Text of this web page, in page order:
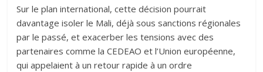
Sur le plan international, cette décision pourrait
davantage isoler le Mali, déjà sous sanctions régionales
par le passé, et exacerber les tensions avec des
partenaires comme la CEDEAO et l’Union européenne,
qui appelaient à un retour rapide à un ordre